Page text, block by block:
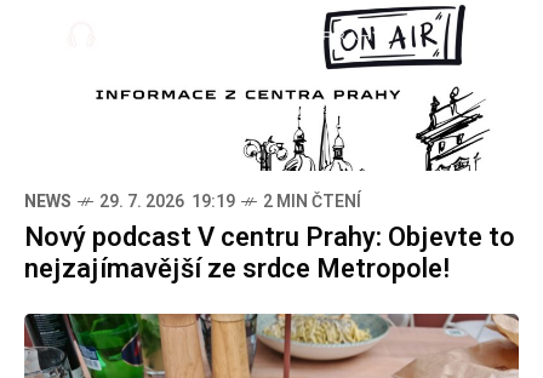
NEWS 29. 7. 2026 19:19 2 MIN ČTENÍ
Nový podcast V centru Prahy: Objevte to
nejzajímavější ze srdce Metropole!